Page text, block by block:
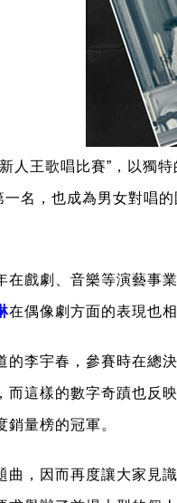
人王歌唱比賽”，以獨
一名，也成為男女對唱
在戲劇、音樂等演藝事
在偶像劇方面的表現也
的李宇春，參賽時在總
而這樣的數字奇蹟也反
量榜的冠軍。
曲 ，因而再度讓大家見